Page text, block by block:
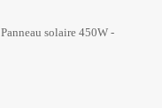
Panneau solaire 450W -